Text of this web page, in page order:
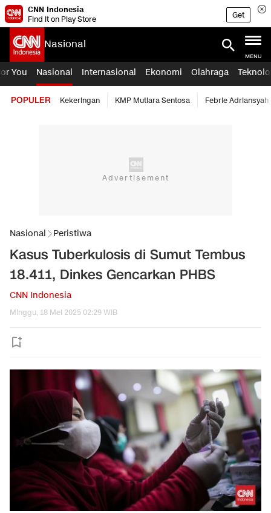
CNN Indonesia
Find it on Play Store
Get
Nasional
MENU
You Nasional Internasional Ekonomi Olahraga
POPULER Kekeringan KMP Mutiara Sentosa Febrie Adriansyah
Nasional Peristiwa
Kasus Tuberkulosis di Sumut Tembus
18.411, Dinkes Gencarkan PHBS
CNN Indonesia
Minggu, 18 Mei 2025 02:29 WIB